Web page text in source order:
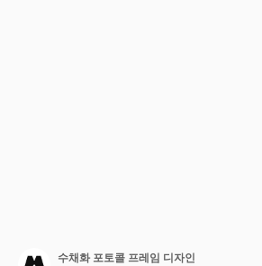
수채화 포토콜 프레임 디자인